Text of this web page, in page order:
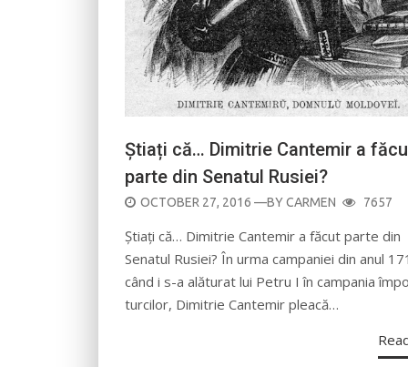
Știați că… Dimitrie Cantemir a
parte din Senatul Rusiei?
POSTED
OCTOBER 27, 2016 —BYCARMEN 7657
Știați că… Dimitrie Cantemir a făcut parte din
Senatul Rusiei? În urma campaniei din anul
când i s-a alăturat lui Petru I în campania
turcilor, Dimitrie Cantemir pleacă…